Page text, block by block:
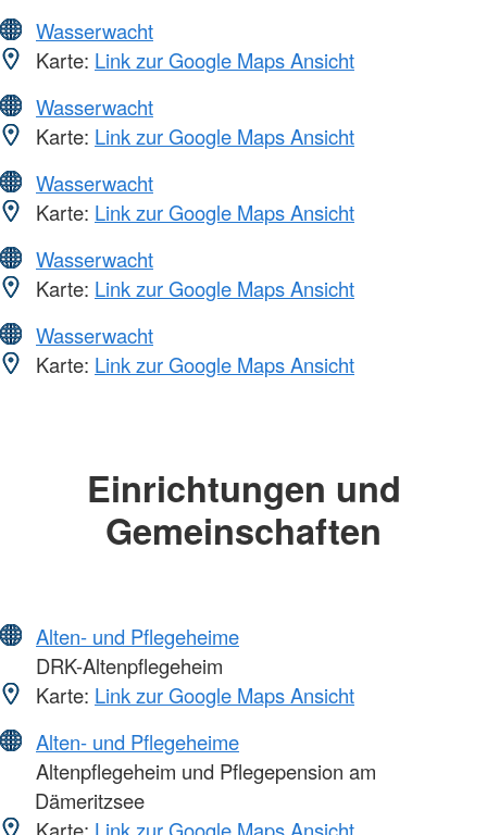
Wasserwacht
Karte: Link zur Google Maps Ansicht
Wasserwacht
Karte: Link zur Google Maps Ansicht
Wasserwacht
Karte: Link zur Google Maps Ansicht
Wasserwacht
Karte: Link zur Google Maps Ansicht
Wasserwacht
Karte: Link zur Google Maps Ansicht
Einrichtungen und
Gemeinschaften
Alten- und Pflegeheime
DRK-Altenpflegeheim
Karte: Link zur Google Maps Ansicht
Alten- und Pflegeheime
Altenpflegeheim und Pflegepension am
Dämeritzsee
Karte: Link zur Google Maps Ansicht